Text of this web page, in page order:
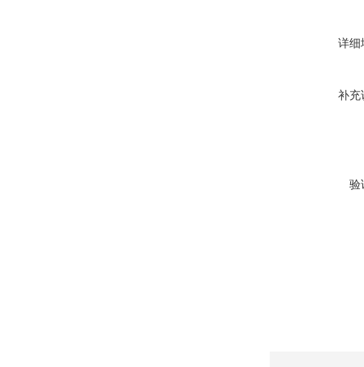
详细
补充
验